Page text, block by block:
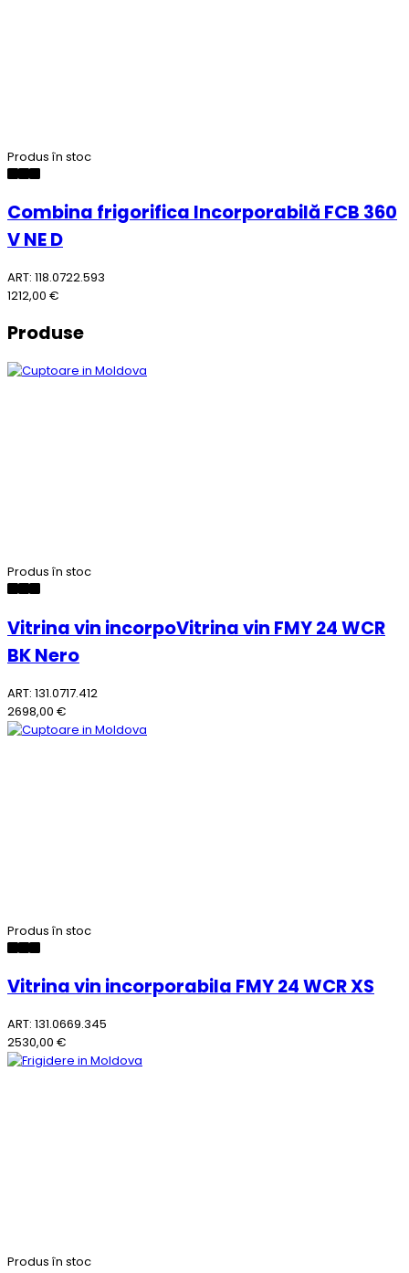
Produs în stoc
Combina frigorifica Incorporabilă FCB 360
V NE D
ART: 118.0722.593
1212,00 €
Produse
Produs în stoc
Vitrina vin incorpoVitrina vin FMY 24 WCR
BK Nero
ART: 131.0717.412
2698,00 €
Produs în stoc
Vitrina vin incorporabila FMY 24 WCR XS
ART: 131.0669.345
2530,00 €
Produs în stoc